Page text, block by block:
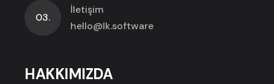
03.
İletişim
hello@lk.software
HAKKIMIZDA